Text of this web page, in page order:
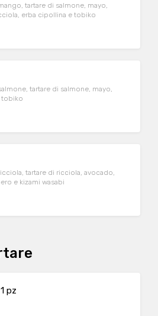
tartare di salmone, mayo,
erba cipollina e tobiko
tartare di salmone, mayo,
tobiko
tartare di ricciola, avocado,
e kizami wasabi
pz